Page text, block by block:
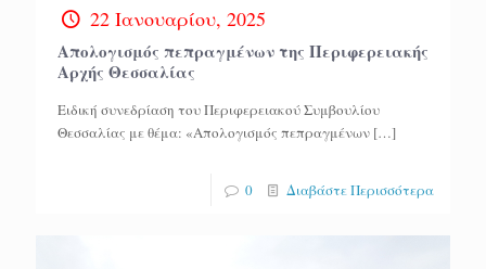
22 Ιανουαρίου, 2025
Απολογισμός πεπραγμένων της Περιφερειακής
Αρχής Θεσσαλίας
Ειδική συνεδρίαση του Περιφερειακού Συμβουλίου
Θεσσαλίας με θέμα: «Απολογισμός πεπραγμένων […]
0 Διαβάστε Περισσότερα